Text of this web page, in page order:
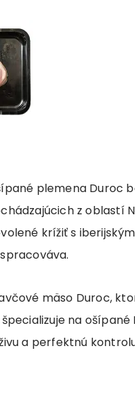
plemena Duroc
z oblastí
krížiť s
mäso Duroc,
na
a perfektnú